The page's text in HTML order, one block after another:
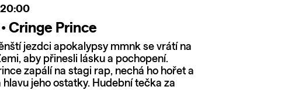
Cringe Prince
jezdci apokalypsy mmnk se vrátí na
aby přinesli lásku a pochopení.
zapálí na stagi rap, nechá ho hořet a
hlavu jeho ostatky. Hudební tečka za